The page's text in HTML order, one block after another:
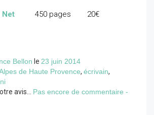
Net 450 pages 20€
Bellon le 23 juin 2014
de Haute Provence, écrivain,
avis... Pas encore de commentaire -